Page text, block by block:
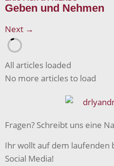
Geben und Nehmen
Next →
All articles loaded
No more articles to load
Fragen? Schreibt uns eine
Ihr wollt auf dem laufenden
Social Media!